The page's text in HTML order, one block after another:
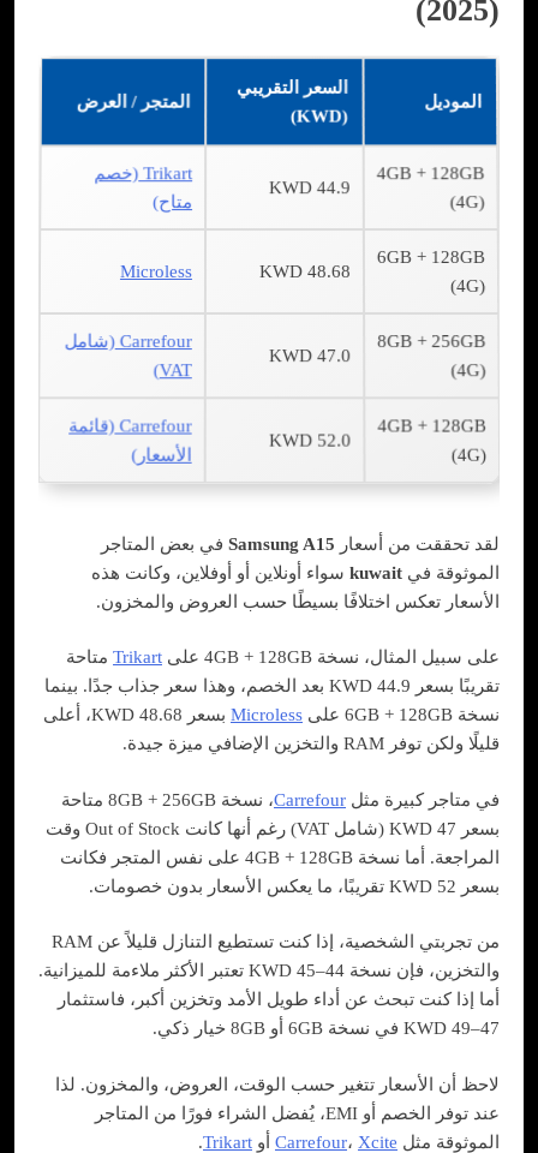
(2025)
الموديل
السعر التقريبي
(KWD)
المتجر / العرض
4GB + 128GB
(4G)
44.9 KWD
Trikart (خصم
متاح)
6GB + 128GB
(4G)
48.68 KWD
Microless
8GB + 256GB
(4G)
47.0 KWD
Carrefour (شامل
VAT)
4GB + 128GB
(4G)
52.0 KWD
Carrefour (قائمة
الأسعار)
لقد تحققت من أسعار Samsung A15 في بعض المتاجر
الموثوقة في kuwait سواء أونلاين أو أوفلاين، وكانت هذه
الأسعار تعكس اختلافًا بسيطًا حسب العروض والمخزون.
على سبيل المثال، نسخة 4GB + 128GB على Trikart متاحة
تقريبًا بسعر 44.9 KWD بعد الخصم، وهذا سعر جذاب جدًا. بينما
نسخة 6GB + 128GB على
Microless
بسعر 48.68 KWD، أعلى
قليلًا ولكن توفر RAM والتخزين الإضافي ميزة جيدة.
في متاجر كبيرة مثل Carrefour
، نسخة 8GB + 256GB متاحة
بسعر 47 KWD (شامل VAT) رغم أنها كانت Out of Stock وقت
المراجعة. أما نسخة 4GB + 128GB على نفس المتجر فكانت
بسعر 52 KWD تقريبًا، ما يعكس الأسعار بدون خصومات.
من تجربتي الشخصية، إذا كنت تستطيع التنازل قليلاً عن RAM
والتخزين، فإن نسخة 44–45 KWD تعتبر الأكثر ملاءمة للميزانية.
أما إذا كنت تبحث عن أداء طويل الأمد وتخزين أكبر، فاستثمار
47–49 KWD في نسخة 6GB أو 8GB خيار ذكي.
لاحظ أن الأسعار تتغير حسب الوقت، العروض، والمخزون. لذا
عند توفر الخصم أو EMI، يُفضل الشراء فورًا من المتاجر
الموثوقة مثل
Carrefour، Xcite أو Trikart
.